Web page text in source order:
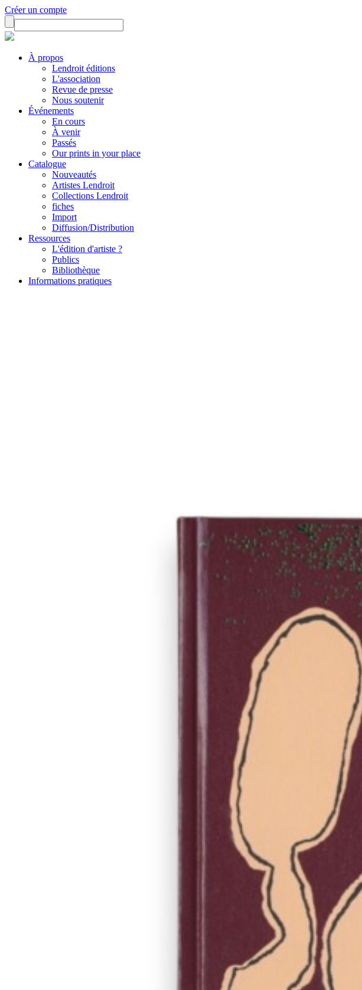
Créer un compte
À propos
Lendroit éditions
L'association
Revue de presse
Nous soutenir
Événements
En cours
À venir
Passés
Our prints in your place
Catalogue
Nouveautés
Artistes Lendroit
Collections Lendroit
fiches
Import
Diffusion/Distribution
Ressources
L'édition d'artiste ?
Publics
Bibliothèque
Informations pratiques